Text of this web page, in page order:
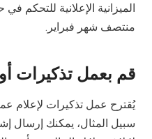
الميزانية الإعلانية للتحكم
منتصف شهر فبراير.
قم بعمل تذكيرات
يُقترح عمل تذكيرات لإعلام
سبيل المثال، يمكنك إرسال